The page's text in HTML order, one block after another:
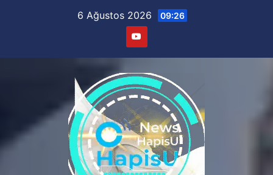
6 Ağustos 2026 09:26